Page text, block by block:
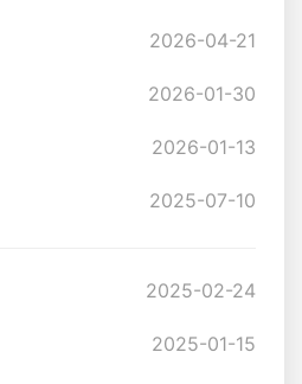
2026-04-21
2026-01-30
2026-01-13
2025-07-10
2025-02-24
2025-01-15